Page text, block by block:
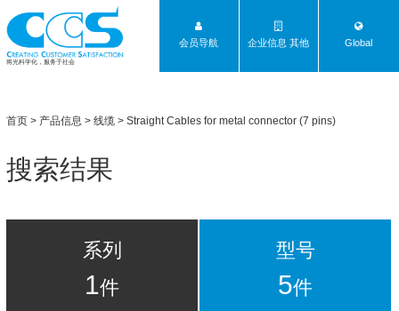
将光科学化，服务于社会
会员导航 企业信息 其他 Global
首页 > 产品信息 > 线缆 > Straight Cables for metal connector (7 pins)
搜索结果
系列
1件
型号
5件